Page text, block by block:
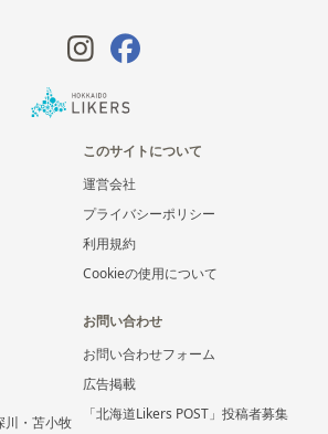
川・苫小牧
このサイトについて
運営会社
プライバシーポリシー
利用規約
Cookieの使用について
お問い合わせ
お問い合わせフォーム
広告掲載
「北海道Likers POST」投稿者募集